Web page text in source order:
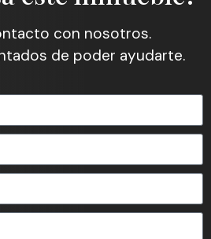
con nosotros.
de poder ayudarte.